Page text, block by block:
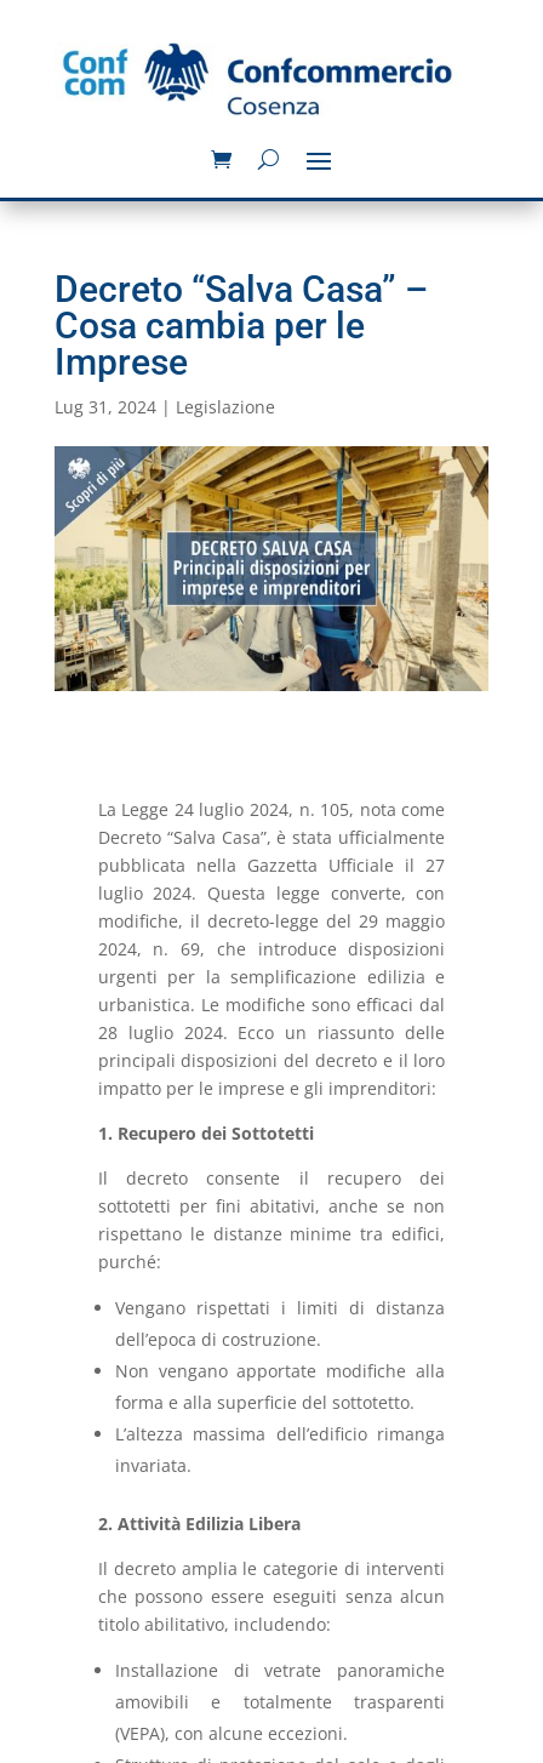
Decreto “Salva Casa” –
Cosa cambia per le
Imprese
Lug 31, 2024| Legislazione
La Legge 24 luglio 2024, n. 105, nota come
Decreto “Salva Casa”, è stata ufficialmente
pubblicata nella Gazzetta Ufficiale il 27
luglio 2024. Questa legge converte, con
modifiche, il decreto-legge del 29 maggio
2024, n. 69, che introduce disposizioni
urgenti per la semplificazione edilizia e
urbanistica. Le modifiche sono efficaci dal
28 luglio 2024. Ecco un riassunto delle
principali disposizioni del decreto e il loro
impatto per le imprese e gli imprenditori:
1. Recupero dei Sottotetti
Il decreto consente il recupero dei
sottotetti per fini abitativi, anche se non
rispettano le distanze minime tra edifici,
purché:
Vengano rispettati i limiti di distanza
dell’epoca di costruzione.
Non vengano apportate modifiche alla
forma e alla superficie del sottotetto.
L’altezza massima dell’edificio rimanga
invariata.
2. Attività Edilizia Libera
Il decreto amplia le categorie di interventi
che possono essere eseguiti senza alcun
titolo abilitativo, includendo:
Installazione di vetrate panoramiche
amovibili e totalmente trasparenti
(VEPA), con alcune eccezioni.